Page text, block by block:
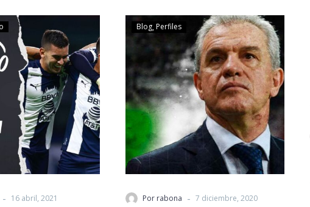
- 16 abril, 2021
Blog Perfiles
Por rabona - 7 diciembre, 2020